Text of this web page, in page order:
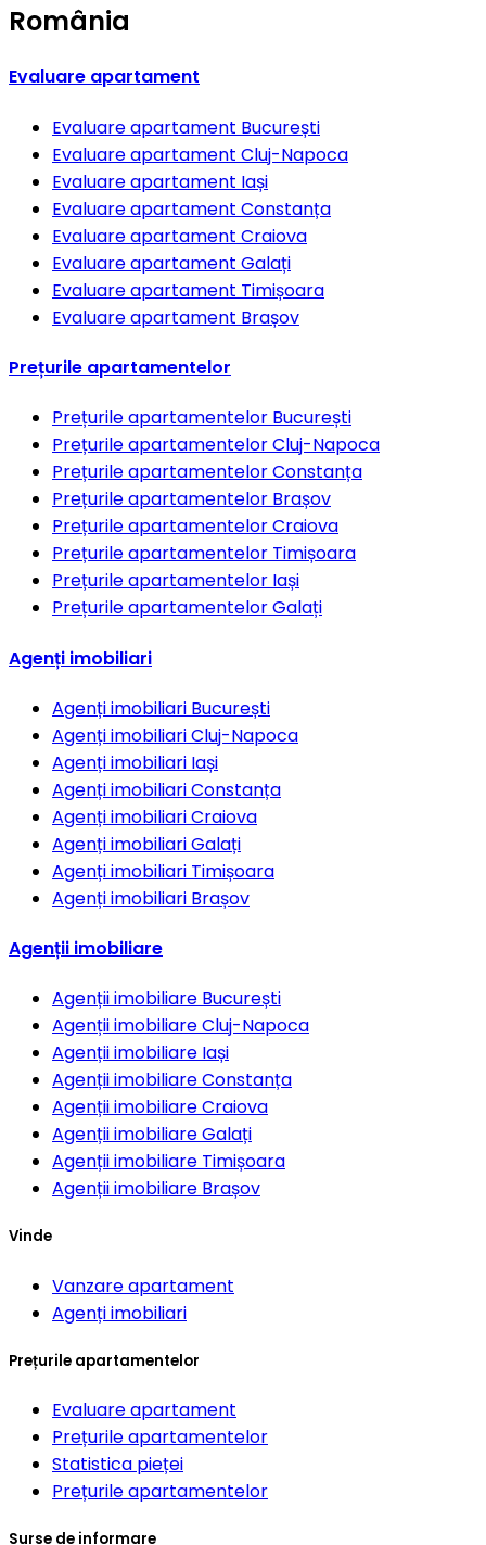
România
Evaluare apartament
Evaluare apartament București
Evaluare apartament Cluj-Napoca
Evaluare apartament Iași
Evaluare apartament Constanța
Evaluare apartament Craiova
Evaluare apartament Galați
Evaluare apartament Timișoara
Evaluare apartament Brașov
Prețurile apartamentelor
Prețurile apartamentelor București
Prețurile apartamentelorCluj-Napoca
Prețurile apartamentelorConstanța
Prețurile apartamentelor Brașov
Prețurile apartamentelorCraiova
Prețurile apartamentelor Timișoara
Prețurile apartamentelor Iași
Prețurile apartamentelorGalați
Agenți imobiliari
Agenți imobiliari București
Agenți imobiliariCluj-Napoca
Agenți imobiliari Iași
Agenți imobiliariConstanța
Agenți imobiliariCraiova
Agenți imobiliariGalați
Agenți imobiliari Timișoara
Agenți imobiliari Brașov
Agenții imobiliare
Agenții imobiliare București
Agenții imobiliareCluj-Napoca
Agenții imobiliare Iași
Agenții imobiliareConstanța
Agenții imobiliareCraiova
Agenții imobiliareGalați
Agenții imobiliare Timișoara
Agenții imobiliare Brașov
Vinde
Vanzare apartament
Agenți imobiliari
Prețurile apartamentelor
Evaluare apartament
Prețurile apartamentelor
Statistica pieței
Prețurile apartamentelor
Surse de informare